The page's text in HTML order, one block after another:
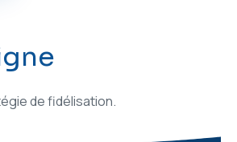
de fidélisation.